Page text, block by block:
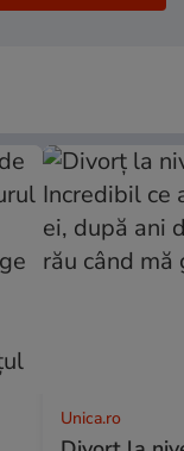
Unica.ro